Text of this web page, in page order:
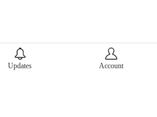
Updates Account